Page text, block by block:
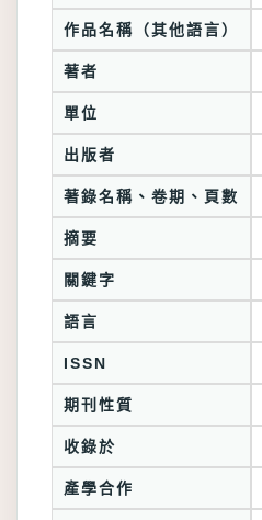
作品名稱（其他語言）
著者
單位
出版者
著錄名稱、卷期、頁數
摘要
關鍵字
語言
ISSN
期刊性質
收錄於
產學合作